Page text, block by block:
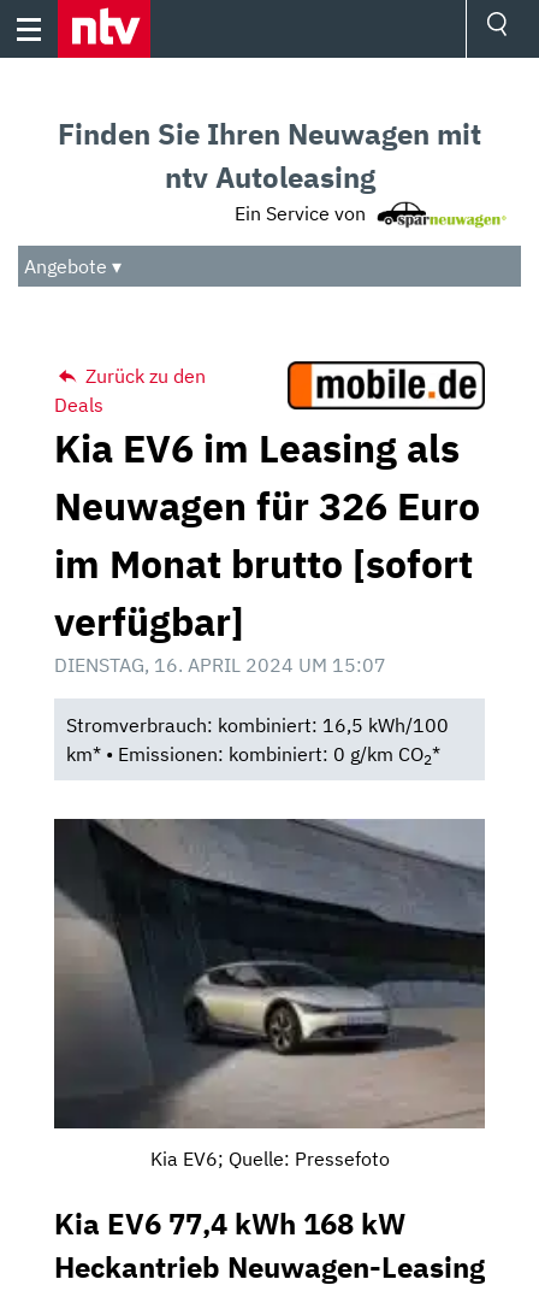
Skip
Audio
Das Beste
Finden Sie Ihren Neuwagen mit
ntv Autoleasing
Ein Service von
Angebote ▾
Zurück zu den
Deals
Kia EV6 im Leasing als
Neuwagen für 326 Euro
im Monat brutto [sofort
verfügbar]
DIENSTAG, 16. APRIL 2024 UM 15:07
Stromverbrauch: kombiniert: 16,5 kWh/100
km* • Emissionen: kombiniert: 0 g/km CO2*
Kia EV6; Quelle: Pressefoto
Kia EV6 77,4 kWh 168 kW
Heckantrieb Neuwagen-Leasing